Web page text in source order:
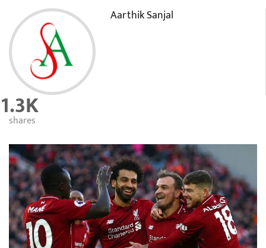
Aarthik Sanjal
1.3K
shares